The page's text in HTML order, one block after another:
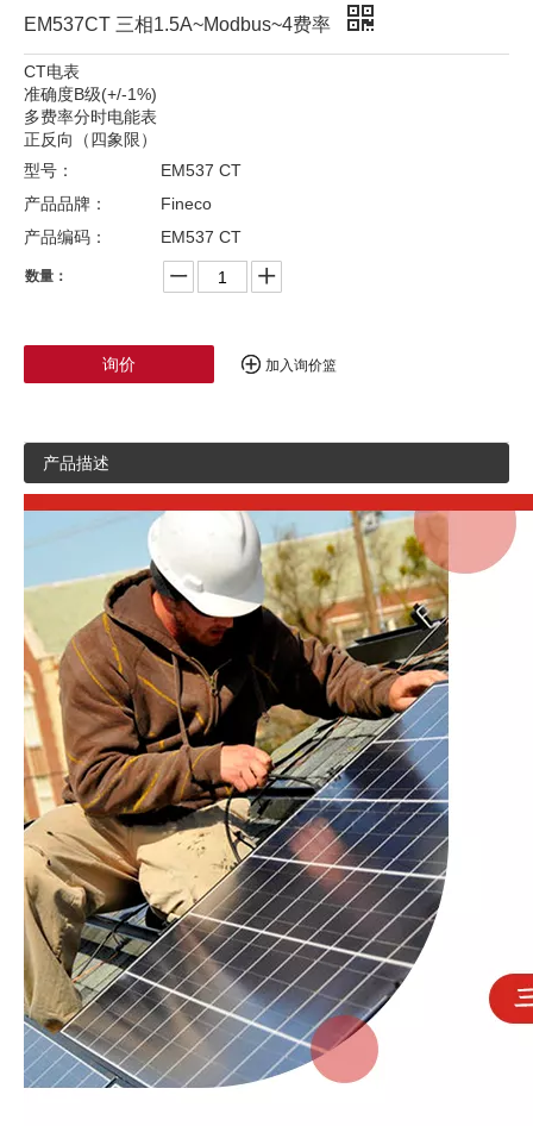
EM537CT 三相1.5A~Modbus~4费率
CT电表
准确度B级(+/-1%)
多费率分时电能表
正反向（四象限）
型号：
EM537 CT
产品品牌：
Fineco
产品编码：
EM537 CT
数量：
询价 加入询价篮
产品描述